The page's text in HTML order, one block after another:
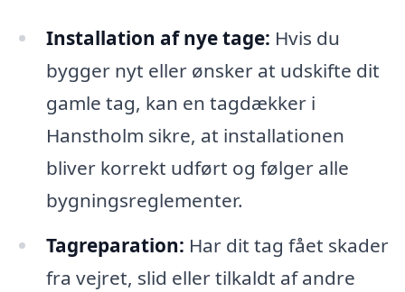
Installation af nye tage: Hvis du
bygger nyt eller ønsker at udskifte dit
gamle tag, kan en tagdækker i
Hanstholm sikre, at installationen
bliver korrekt udført og følger alle
bygningsreglementer.
Tagreparation: Har dit tag fået skader
fra vejret, slid eller tilkaldt af andre